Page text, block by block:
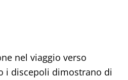
nel viaggio verso
i discepoli dimostrano di